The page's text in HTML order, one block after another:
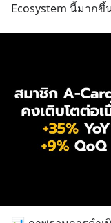
Ecosystem นี้มากขึ้